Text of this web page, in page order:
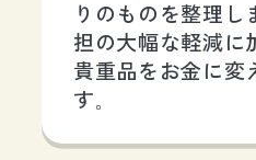
りのものを整理し
担の大幅な軽減に
貴重品をお金に変
す。